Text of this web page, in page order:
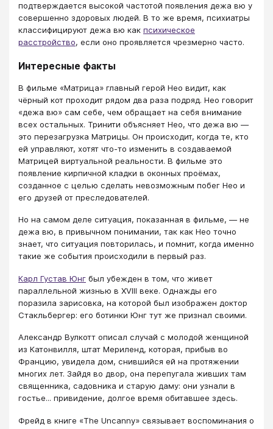
подтверждается высокой частотой появления дежа вю у
совершенно здоровых людей. В то же время, психиатры
классифицируют дежа вю как психическое
расстройство, если оно проявляется чрезмерно часто.
Интересные факты
В фильме «Матрица» главный герой Нео видит, как
чёрный кот проходит рядом два раза подряд. Нео говорит
«дежа вю» сам себе, чем обращает на себя внимание
всех остальных. Тринити объясняет Нео, что дежа вю —
это перезагрузка Матрицы. Он происходит, когда те, кто
ей управляют, хотят что-то изменить в создаваемой
Матрицей виртуальной реальности. В фильме это
появление кирпичной кладки в оконных проёмах,
созданное с целью сделать невозможным побег Нео и
его друзей от преследователей.
Но на самом деле ситуация, показанная в фильме, — не
дежа вю, в привычном понимании, так как Нео точно
знает, что ситуация повторилась, и помнит, когда именно
такие же события происходили в первый раз.
Карл Густав Юнг был убежден в том, что живет
параллельной жизнью в XVIII веке. Однажды его
поразила зарисовка, на которой был изображен доктор
Стакльбергер: его ботинки Юнг тут же признал своими.
Александр Вулкотт описал случай с молодой женщиной
из Катонвилля, штат Мериленд, которая, прибыв во
Францию, увидела дом, снившийся ей на протяжении
многих лет. Зайдя во двор, она перепугала живших там
священника, садовника и старую даму: они узнали в
гостье... привидение, долгое время обитавшее здесь.
Фрейд в книге «The Uncanny» связывает воспоминания о